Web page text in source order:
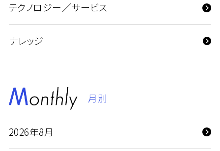
テクノロジー／サービス
ナレッジ
月別
2026年8月